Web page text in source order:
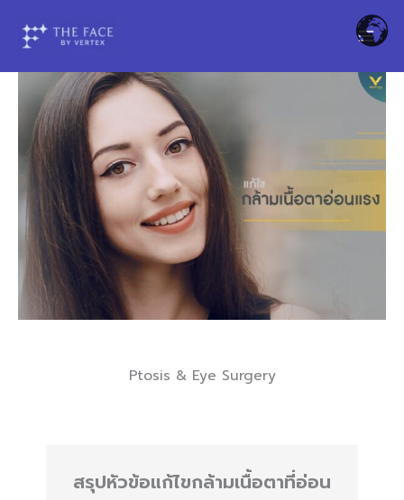
Ptosis & Eye Surgery
สรุปหัวข้อแก้ไขกล้ามเนื้อตาที่อ่อน